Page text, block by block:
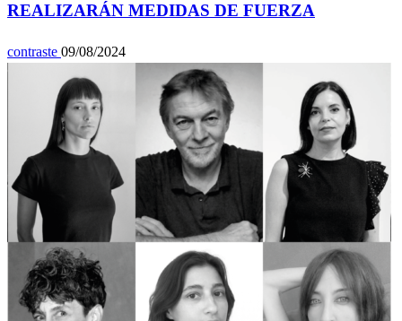
REALIZARÁN MEDIDAS DE FUERZA
contraste 09/08/2024